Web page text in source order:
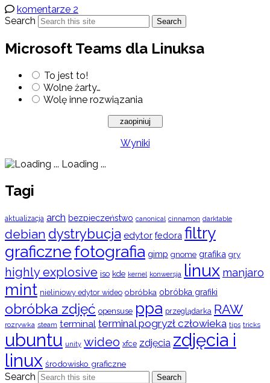
komentarze 2
Search
Search
Microsoft Teams dla Linuksa
To jest to!
Wolne żarty…
Wolę inne rozwiązania
Wyniki
Loading ...
Tagi
aktualizacja arch bezpieczeństwo canonical cinnamon darktable
debian dystrybucja edytor fedora filtry
graficznefotografia gimp gnome grafika gry
highly explosive iso kde kernel konwersja linux manjaro
mint nieliniowy edytor wideo obróbka obróbka grafiki
obróbka zdjęć opensuse ppa przeglądarka RAW
rozrywka steam terminal terminal pogryzł człowieka tips tricks
ubuntu unity wideo xfce zdjęcia zdjęcia i
linux środowisko graficzne
Search Search